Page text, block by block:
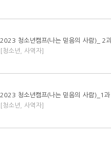
2023 청소년캠프(나는 믿음의 사람)_ 2
[청소년, 사역자]
2023 청소년캠프(나는 믿음의 사람)_1
[청소년, 사역자]